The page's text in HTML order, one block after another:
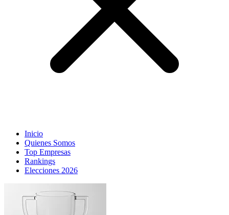
Inicio
Quienes Somos
Top Empresas
Rankings
Elecciones 2026